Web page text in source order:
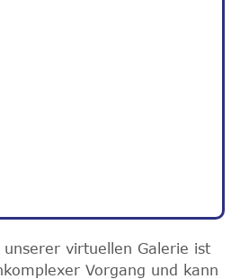
virtuellen Galerie ist
Vorgang und kann